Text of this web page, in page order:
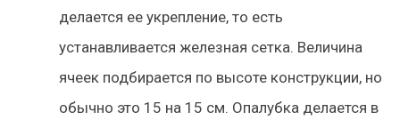
делается ее укрепление, то есть
устанавливается железная сетка. Величина
ячеек подбирается по высоте конструкции, но
обычно это 15 на 15 см. Опалубка делается в